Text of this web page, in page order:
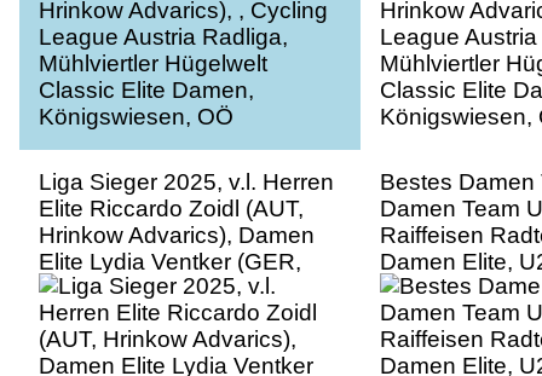
Liga Sieger 2025, v.l. Herren
Elite Riccardo Zoidl (AUT,
Hrinkow Advarics), Damen
Elite Lydia Ventker (GER,
RSG Team Cookina ARBÖ
ASKÖ Graz/ RSV Gütersloh
1931 e.V), U23 Damen
Amelie Cooper (GBR, Union
Bestes Damen
Damen Team
Raiffeisen
Damen Elite,
League
Mühlviertler
Classic Elite
Königswiesen,